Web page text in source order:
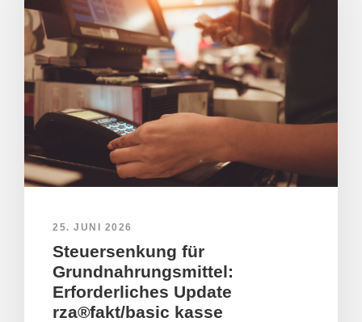
25. JUNI 2026
Steuersenkung für
Grundnahrungsmittel:
Erforderliches Update
rza®fakt/basic kasse